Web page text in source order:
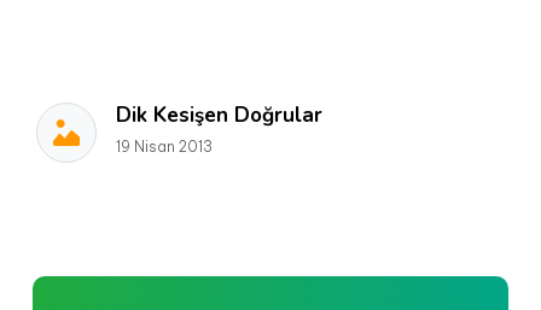
Dik Kesişen Doğrular
19 Nisan 2013